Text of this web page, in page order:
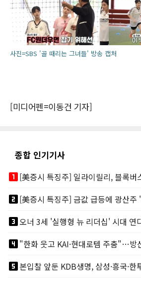
사진=SBS '골 때리는 그녀들' 방송 캡처
[미디어펜=이동건 기자]
종합 인기기사
looks_one
looks_two
looks_3오너 3세 '실행형 뉴 리더십' 시대 연
looks_4"한화 웃고 KAI·현대로템 주춤"…방
looks_5본입찰 앞둔 KDB생명, 삼성·흥국·한